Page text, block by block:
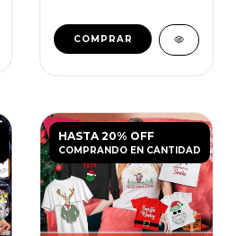
HASTA 20% OFF
COMPRANDO EN CANTIDAD